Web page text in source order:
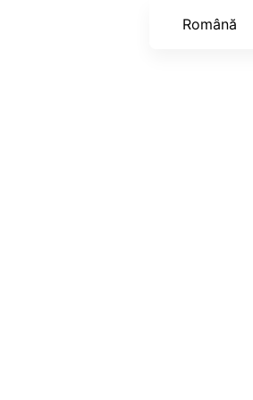
Română